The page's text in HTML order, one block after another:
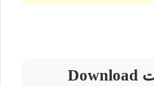
موقع تنزيل فيديوهات Download